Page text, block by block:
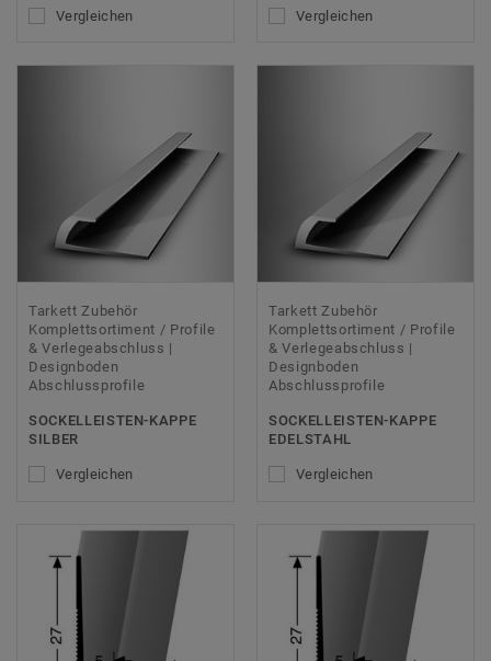
Vergleichen Vergleichen
Tarkett Zubehör
Komplettsortiment / Profile
& Verlegeabschluss |
Designboden
Abschlussprofile
SOCKELLEISTEN-KAPPE
SILBER
Vergleichen
Tarkett Zubehör
Komplettsortiment / Profile
& Verlegeabschluss |
Designboden
Abschlussprofile
SOCKELLEISTEN-KAPPE
EDELSTAHL
Vergleichen